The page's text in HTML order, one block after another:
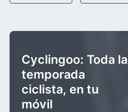
Cyclingoo: Toda la
temporada
ciclista, en tu
móvil